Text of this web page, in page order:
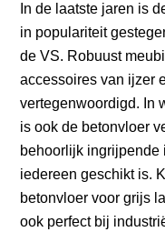
In de laatste jaren is
in populariteit
de VS. Robuust
accessoires van ijzer
vertegenwoordigd. In
is ook de betonvloer
behoorlijk ingrijpende
iedereen geschikt is.
betonvloer voor grijs
ook perfect bij